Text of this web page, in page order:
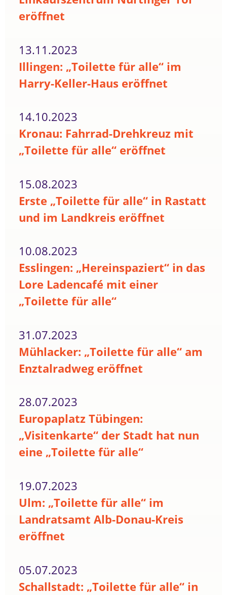
eröffnet
13.11.2023
Illingen: „Toilette für alle“ im
Harry-Keller-Haus eröffnet
14.10.2023
Kronau: Fahrrad-Drehkreuz mit
„Toilette für alle“ eröffnet
15.08.2023
Erste „Toilette für alle“ in Rastatt
und im Landkreis eröffnet
10.08.2023
Esslingen: „Hereinspaziert“ in das
Lore Ladencafé mit einer
„Toilette für alle“
31.07.2023
Mühlacker: „Toilette für alle“ am
Enztalradweg eröffnet
28.07.2023
Europaplatz Tübingen:
„Visitenkarte“ der Stadt hat nun
eine „Toilette für alle“
19.07.2023
Ulm: „Toilette für alle“ im
Landratsamt Alb-Donau-Kreis
eröffnet
05.07.2023
Schallstadt: „Toilette für alle“ in